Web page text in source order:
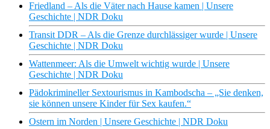
Friedland – Als die Väter nach Hause kamen | Unsere
Geschichte | NDR Doku
Transit DDR – Als die Grenze durchlässiger wurde | Unsere
Geschichte | NDR Doku
Wattenmeer: Als die Umwelt wichtig wurde | Unsere
Geschichte | NDR Doku
Pädokrimineller Sextourismus in Kambodscha – „Sie denken,
sie können unsere Kinder für Sex kaufen.“
Ostern im Norden | Unsere Geschichte | NDR Doku